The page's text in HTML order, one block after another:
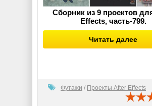
Сборник из 9 проектов
Effects, часть-799.
Читать далее
Футажи / Проекты After Effects